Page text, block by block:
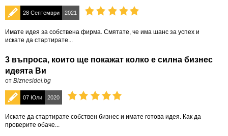
28 Септември 2021
Имате идея за собствена фирма. Смятате, че има шанс за успех и
искате да стартирате...
3 въпроса, които ще покажат колко е силна бизнес
идеята Ви
от Biznesidei.bg
07 Юли 2020
Искате да стартирате собствен бизнес и имате готова идея. Как да
проверите обаче...